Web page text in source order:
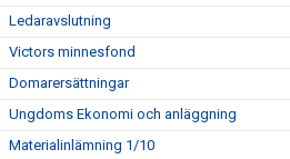
Ledaravslutning
Victors minnesfond
Domarersättningar
Ungdoms Ekonomi och anläggning
Materialinlämning 1/10